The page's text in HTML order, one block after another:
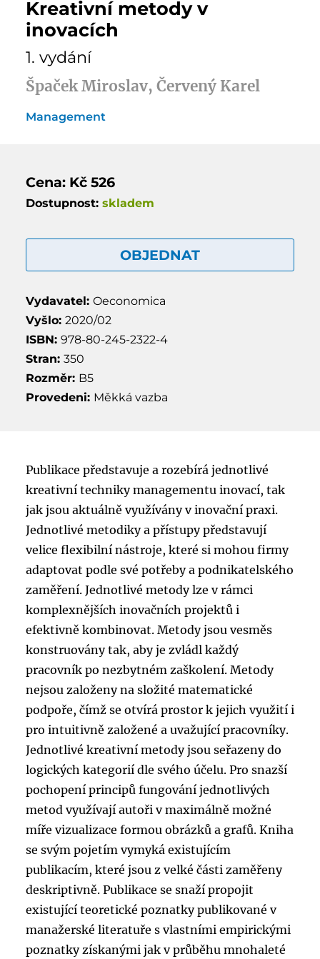
Kreativní metody v
inovacích
1. vydání
Špaček Miroslav, Červený Karel
Management
Cena: Kč 526
Dostupnost: skladem
OBJEDNAT
Vydavatel: Oeconomica
Vyšlo: 2020/02
ISBN: 978-80-245-2322-4
Stran: 350
Rozměr: B5
Provedeni: Měkká vazba
Publikace představuje a rozebírá jednotlivé
kreativní techniky managementu inovací, tak
jak jsou aktuálně využívány v inovační praxi.
Jednotlivé metodiky a přístupy představují
velice flexibilní nástroje, které si mohou firmy
adaptovat podle své potřeby a podnikatelského
zaměření. Jednotlivé metody lze v rámci
komplexnějších inovačních projektů i
efektivně kombinovat. Metody jsou vesměs
konstruovány tak, aby je zvládl každý
pracovník po nezbytném zaškolení. Metody
nejsou založeny na složité matematické
podpoře, čímž se otvírá prostor k jejich využití i
pro intuitivně založené a uvažující pracovníky.
Jednotlivé kreativní metody jsou seřazeny do
logických kategorií dle svého účelu. Pro snazší
pochopení principů fungování jednotlivých
metod využívají autoři v maximálně možné
míře vizualizace formou obrázků a grafů. Kniha
se svým pojetím vymyká existujícím
publikacím, které jsou z velké části zaměřeny
deskriptivně. Publikace se snaží propojit
existující teoretické poznatky publikované v
manažerské literatuře s vlastními empirickými
poznatky získanými jak v průběhu mnohaleté